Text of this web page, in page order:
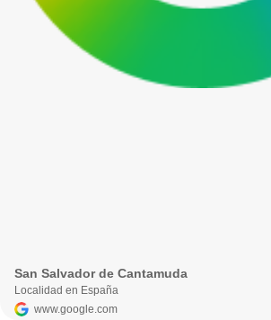
San Salvador de Cantamuda
Localidad en España
www.google.com